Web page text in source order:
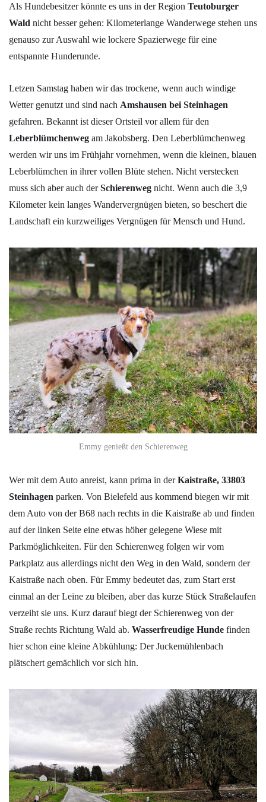
Als Hundebesitzer könnte es uns in der Region Teutoburger
Wald nicht besser gehen: Kilometerlange Wanderwege stehen uns
genauso zur Auswahl wie lockere Spazierwege für eine
entspannte Hunderunde.
Letzen Samstag haben wir das trockene, wenn auch windige
Wetter genutzt und sind nach Amshausen bei Steinhagen
gefahren. Bekannt ist dieser Ortsteil vor allem für den
Leberblümchenweg am Jakobsberg. Den Leberblümchenweg
werden wir uns im Frühjahr vornehmen, wenn die kleinen, blauen
Leberblümchen in ihrer vollen Blüte stehen. Nicht verstecken
muss sich aber auch derSchierenweg nicht. Wenn auch die 3,9
Kilometer kein langes Wandervergnügen bieten, so beschert die
Landschaft ein kurzweiliges Vergnügen für Mensch und Hund.
Emmy genießt den Schierenweg
Wer mit dem Auto anreist, kann prima in derKaistraße, 33803
Steinhagen parken. Von Bielefeld aus kommend biegen wir mit
dem Auto von der B68 nach rechts in die Kaistraße ab und finden
auf der linken Seite eine etwas höher gelegene Wiese mit
Parkmöglichkeiten. Für den Schierenweg folgen wir vom
Parkplatz aus allerdings nicht den Weg in den Wald, sondern der
Kaistraße nach oben. Für Emmy bedeutet das, zum Start erst
einmal an der Leine zu bleiben, aber das kurze Stück Straßelaufen
verzeiht sie uns. Kurz darauf biegt der Schierenweg von der
Straße rechts Richtung Wald ab. Wasserfreudige Hunde finden
hier schon eine kleine Abkühlung: Der Juckemühlenbach
plätschert gemächlich vor sich hin.